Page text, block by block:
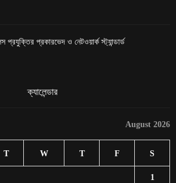
প্রযুক্তির প্রকারভেদ ও নেটওয়ার্ক স্ট্যান্ডার্ড
ক্যালেন্ডার
August 2026
T W T F S
1